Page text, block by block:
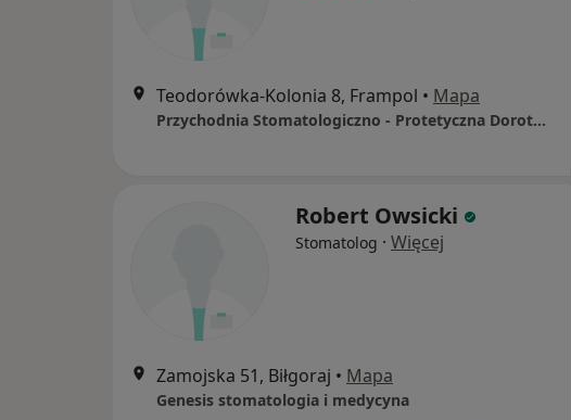
Teodorówka-Kolonia 8, Frampol • Mapa
Przychodnia Stomatologiczno - Protetyczna Dorota Ciupak
Robert Owsicki
Stomatolog · Więcej
Zamojska 51, Biłgoraj • Mapa
Genesis stomatologia i medycyna